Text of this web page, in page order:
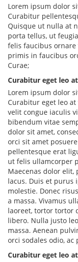
Lorem ipsum dolor
Curabitur
Quisque ut nulla at
porta tellus, ut
felis faucibus
primis in faucibus
Curae;
Curabitur eget leo
Lorem ipsum dolor
Curabitur eget leo
velit congue iaculis
bibendum vitae
dolor sit amet,
orci sit amet
pellentesque erat
ut felis ullamcorper
Maecenas dolor elit,
lacus. Duis et purus
molestie. Donec
a massa. Vivamus
laoreet, tortor tortor
libero. Nulla justo
massa. Aenean
orci sodales odio,
Curabitur eget leo